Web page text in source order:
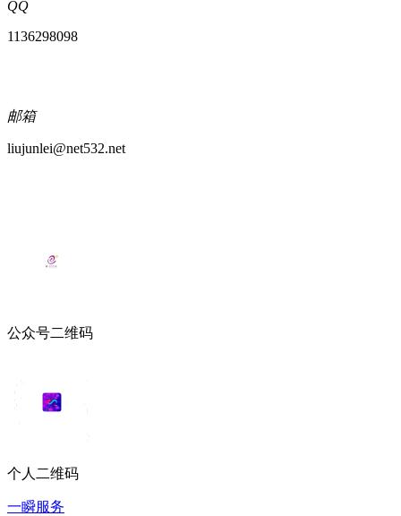
QQ
1136298098
邮箱
liujunlei@net532.net
公众号二维码
个人二维码
一瞬服务